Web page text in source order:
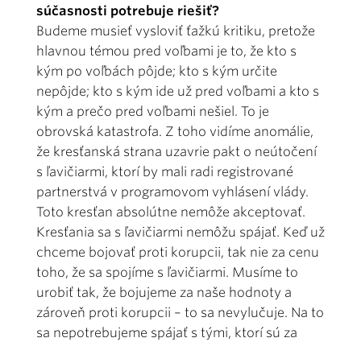
súčasnosti potrebuje riešiť?
Budeme musieť vysloviť ťažkú kritiku, pretože
hlavnou témou pred voľbami je to, že kto s
kým po voľbách pôjde; kto s kým určite
nepôjde; kto s kým ide už pred voľbami a kto s
kým a prečo pred voľbami nešiel. To je
obrovská katastrofa. Z toho vidíme anomálie,
že kresťanská strana uzavrie pakt o neútočení
s ľavičiarmi, ktorí by mali radi registrované
partnerstvá v programovom vyhlásení vlády.
Toto kresťan absolútne nemôže akceptovať.
Kresťania sa s ľavičiarmi nemôžu spájať. Keď už
chceme bojovať proti korupcii, tak nie za cenu
toho, že sa spojíme s ľavičiarmi. Musíme to
urobiť tak, že bojujeme za naše hodnoty a
zároveň proti korupcii – to sa nevylučuje. Na to
sa nepotrebujeme spájať s tými, ktorí sú za